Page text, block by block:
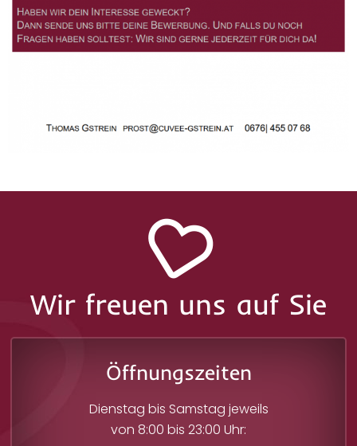
Wir freuen uns auf Sie
Öffnungszeiten
Dienstag bis Samstag jeweils
von 8:00 bis 23:00 Uhr: